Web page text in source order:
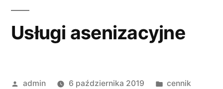
Usługi asenizacyjne
admin 6 października 2019
cennik